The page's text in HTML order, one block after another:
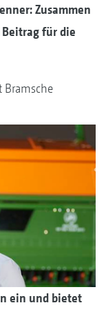
Zusammen
für die
Bramsche
ein und bietet